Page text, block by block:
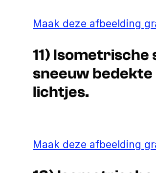
Maak deze afbeelding
11)
sneeuw
lichtjes.
Maak deze afbeelding